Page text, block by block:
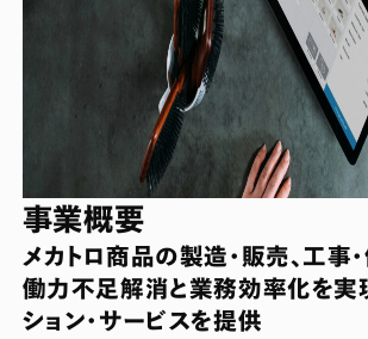
事業概要
メカトロ商品の製造・販売、工事
働力不足解消と業務効率化を実
ション・サービスを提供